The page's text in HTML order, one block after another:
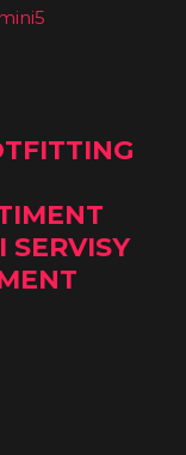
SERVISY